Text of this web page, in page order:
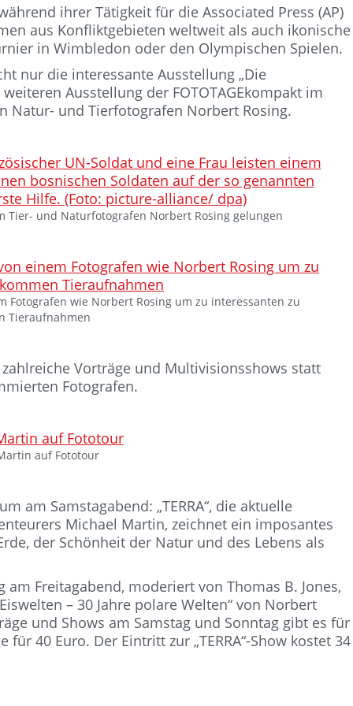
ihrer Tätigkeit für die Associated Press (AP)
aus Konfliktgebieten weltweit als auch ikonische
in Wimbledon oder den Olympischen Spielen.
nur die interessante Ausstellung „Die
Ausstellung der FOTOTAGEkompakt im
Natur- und Tierfotografen Norbert Rosing.
Tier- und Naturfotografen Norbert Rosing gelungen
Fotografen wie Norbert Rosing um zu interessanten zu
Tieraufnahmen
Vorträge und Multivisionsshows statt
Fotografen.
auf Fototour
am Samstagabend: „TERRA“, die aktuelle
Michael Martin, zeichnet ein imposantes
der Schönheit der Natur und des Lebens als
Freitagabend, moderiert von Thomas B. Jones,
– 30 Jahre polare Welten“ von Norbert
und Shows am Samstag und Sonntag gibt es für
40 Euro. Der Eintritt zur „TERRA“-Show kostet 34